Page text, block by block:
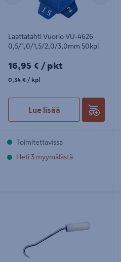
Laattatähti Vuorio VU-4626
0,5/1,0/1,5/2,0/3,0mm 50kpl
16,95€/pkt
16,95 € / pkt
0,34€/kpl
0,34 € / kpl
Lue lisää
Toimitettavissa
Heti 3 myymälästä